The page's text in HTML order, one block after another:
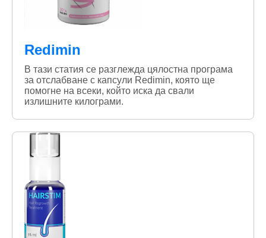
Redimin
В тази статия се разглежда цялостна програма
за отслабване с капсули Redimin, която ще
помогне на всеки, който иска да свали
излишните килограми.